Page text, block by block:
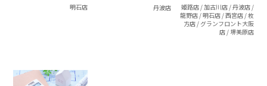
明石店 丹波店
姫路店 / 加古川店 / 丹波店 /
龍野店 / 明石店 / 西宮店 / 枚
方店 / グランフロント大阪
店 / 堺美原店